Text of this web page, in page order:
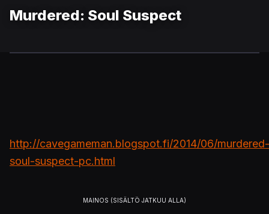
Murdered: Soul Suspect
http://cavegameman.blogspot.fi/2014/06/murdered-
soul-suspect-pc.html